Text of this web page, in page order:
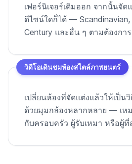
เฟอร์นิเจอร์เดิมออก จากนั้นจัด
ดีไซน์ใดก็ได้ —
Century และอื่น ๆ ตามต้องการ
วิดีโอเดินชมห้องสไตล์ภาพยนตร์
เปลี่ยนห้องที่จัดแต่งแล้วให้เป็น
ด้วยมุมกล้องหลากหลาย — เห
กับครอบครัว ผู้รับเหมา หรือผู้ที่